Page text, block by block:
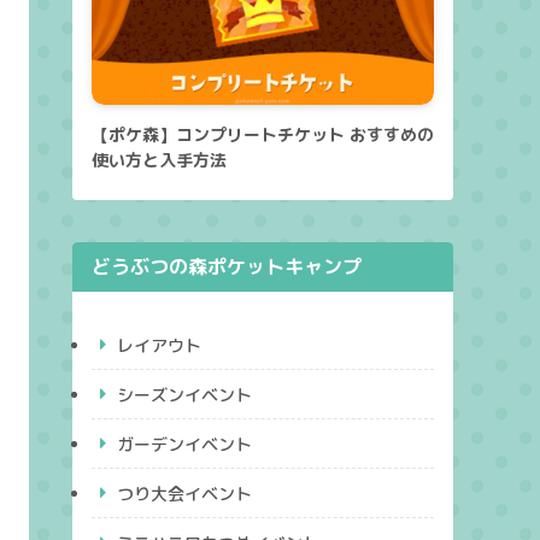
【ポケ森】コンプリートチケット おすすめの
使い方と入手方法
どうぶつの森ポケットキャンプ
レイアウト
シーズンイベント
ガーデンイベント
つり大会イベント